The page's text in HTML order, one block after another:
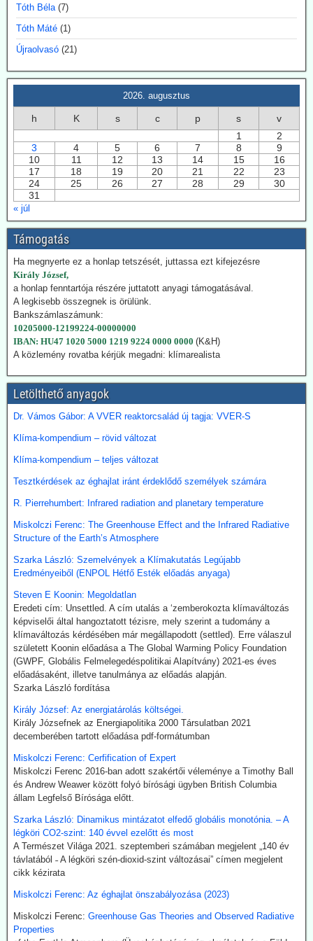
A Dániai Műszaki Egyetem (DTU) fölmondott Svensmarknak.
Svensmark neve összeforrott a kozmikus sugárzás és
felhőképződés kutatásával. Eredményei nem támogatták minden
esetben az IPCC direktívákat.
2026.07.28. EIKE: Az USA és Németország
fokozza a geotermiában rejlő lehetőségek
kiaknázását
Az USA képviselőháza törvény fogadott el a geotermikus energia
kiaknázásának felgyorsítására. Németországban 2024-ben
összesen 29 TWh energiát nyertek a föld mélyéből. Németország is
hatósági úton kívánja a kiaknázást felgyorsítani.
2026.07.22. Climatechangedispatch: Japán
visszakozik klímavédelmi vállalásaitól
Japán – szomszédjához, Dél-Koreához hasonlóan – újra üzembe
helyezi azokat a szénerőműveket, amelyeket nemrég még egy
hatóságok „rendkívüli ellátási bizonytalansággal” indokolták annak a
tüzelőanyagnak a használatát, amelynek felszámolását korábban
megígérték.
Hogy kedvezzen a nemzetközi klímalobbinak, Japán 2050-ig
vállalta a teljes klímasemlegességet. De ahogy a realitás
bekopogtatott, azonnal ejtették a magas ívű terveket.
A japán Gazdasági, Kereskedelmi és Ipari Minisztérium (METI)
képviselői kijelentették, hogy a széntermelés bővítése azonnali
megoldást jelent a földgáz-megtakarításra. Mivel Japán a Hormuz
szoroson keresztül kapta olaj és földgázszállítmányait, a
történelemben először vásárolt közvetlenül az USA-ból kőolajat.
Emellett megnöveli saját kitermelését, és kacsingat az orosz
2026.07.22. Finance.yahoo: Kerozin a hulladék
A növényi olaj- és állati zsírhulladékból nemcsak autóüzemanyagot
lehet gyártani, hanem kerozint is. Az így nyert üzemanyag neve
Sustainable Aviation Fuel (fenntartható kerozin, SAF). Előállítása
ma 2-5-ször drágább, mint a hagyományos keroziné, de
klímavédelmi okok miatt a légitársaságok érdeklődnek az
üzemanyag iránt.
hulladékokból (magas CO-tartalmú) szintézisgázt lehet gyártani,
amit a Fischer-Tropsch eljárás szerint hidrogénnel reagáltatva
folyékony szénhidrogén-keveréket, azaz benzint kapunk. A folyamat
megfelelő irányításánál a végtermék kerozin. A hidrogént -
legalábbis indiai források szerint elektrolízissel kívánják előállítani.
Kommentárunk: Semmi kifogásunk nincs a zöld technológiák ellen.
Problémánk avval van, ha a zöldenergiagyártás súlyos állami, értsd
adófizetői szubvenciókból akar megélni - az idők végezetéig.
2026.07.21. Uncut-News: Ki hozta a köztudatba a
klíma-lezárásokat a kovid-lezárások mintájára?
Google és az egyéb MI által támogatott keresők szerint a
klímavészhelyzet miatti lezárások csupáncsak összeesküvés-
elmélet. Az igazság evvel szemben az, hogy a fogalmat egy, a
WHO megbízásából dolgozó közgazdász alkotta meg 2020
októberében. A támogatók között ott volt a Soros-alapítvány és a
világ legnagyobb vállalatait összefogó World Business Council for
Sustainable Development. Az illető szerint a klímavészhelyzet
miatti lezárások a vörös hús fogyasztásának tilalmát, a személyes
járműhasználat korlátozását, a fosszilis tüzelőanyagok
kitermelésének megszüntetését és további energiaügyi
Hogy erre (egyelőre legalább is) nem került sor, az az ún.
összeesküvés-elmélet terjesztőknek, azaz az információk
kompromisszum nélkül terjesztőinek köszönhető.
Tóth Béla(7)
Tóth Máté (1)
Újraolvasó (21)
2026. augusztus
h K s c p s
v
1
2
3
4 5 6 7 8
9
10
11 12 13 14 15
16
17
18 19 20 21 22
23
24
25 26 27 28 29
30
31
« júl
Támogatás
Ha megnyerte ez a honlap tetszését, juttassa ezt kifejezésre
Király József,
a honlap fenntartója részére juttatott anyagi támogatásával.
A legkisebb összegnek is örülünk.
Bankszámlaszámunk:
10205000-12199224-00000000
IBAN: HU47 1020 5000 1219 9224 0000 0000 (K&H)
A közlemény rovatba kérjük megadni: klímarealista
Letölthető anyagok
Dr. Vámos Gábor: A VVER reaktorcsalád új tagja: VVER-S
Klíma-kompendium – rövid változat
Klíma-kompendium – teljes változat
Tesztkérdések az éghajlat iránt érdeklődő személyek számára
R. Pierrehumbert: Infrared radiation and planetary temperature
Miskolczi Ferenc: The Greenhouse Effect and the Infrared Radiative
Structure of the Earth’s Atmosphere
Szarka László: Szemelvények a Klímakutatás Legújabb
Eredményeiből (ENPOL Hétfő Esték előadás anyaga)
Steven E Koonin: Megoldatlan
Eredeti cím: Unsettled. A cím utalás a ‘zemberokozta klímaváltozás
képviselői által hangoztatott tézisre, mely szerint a tudomány a
klímaváltozás kérdésében már megállapodott (settled). Erre válaszul
született Koonin előadása a The Global Warming Policy Foundation
(GWPF, Globális Felmelegedéspolitikai Alapítvány) 2021-es éves
előadásaként, illetve tanulmánya az előadás alapján.
Szarka László fordítása
Király József: Az energiatárolás költségei.
Király Józsefnek az Energiapolitika 2000 Társulatban 2021
decemberében tartott előadása pdf-formátumban
Miskolczi Ferenc: Cerfification of Expert
Miskolczi Ferenc 2016-ban adott szakértői véleménye a Timothy Ball
és Andrew Weawer között folyó bírósági ügyben British Columbia
állam Legfelső Bírósága előtt.
Szarka László: Dinamikus mintázatot elfedő globális monotónia. – A
légköri CO2-szint: 140 évvel ezelőtt és most
A Természet Világa 2021. szeptemberi számában megjelent „140 év
távlatából ˗ A légköri szén-dioxid-szint változásai” címen megjelent
cikk kézirata
Miskolczi Ferenc: Az éghajlat önszabályozása (2023)
Miskolczi Ferenc: Greenhouse Gas Theories and Observed Radiative
Properties